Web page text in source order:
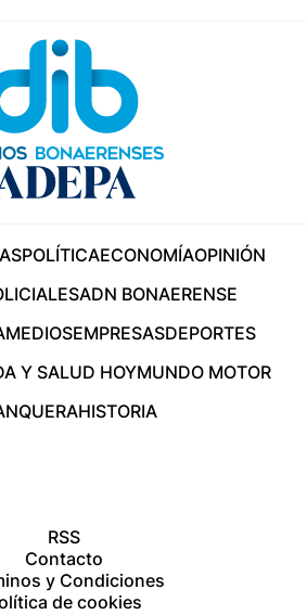
POLÍTICAECONOMÍAOPINIÓN
ADN BONAERENSE
MEDIOSEMPRESASDEPORTES
Y SALUD HOYMUNDO MOTOR
HISTORIA
RSS
Contacto
y Condiciones
de cookies